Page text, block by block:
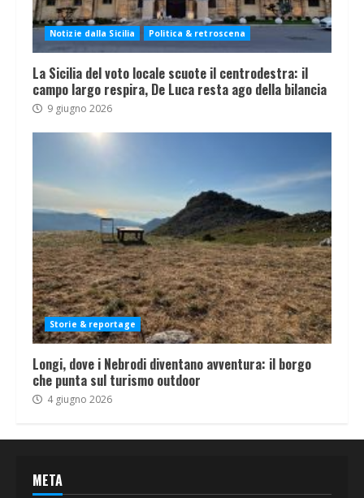
Notizie dalla Sicilia Politica & retroscena
La Sicilia del voto locale scuote il centrodestra: il
campo largo respira, De Luca resta ago della bilancia
9 giugno 2026
Storie & reportage
Longi, dove i Nebrodi diventano avventura: il borgo
che punta sul turismo outdoor
4 giugno 2026
META